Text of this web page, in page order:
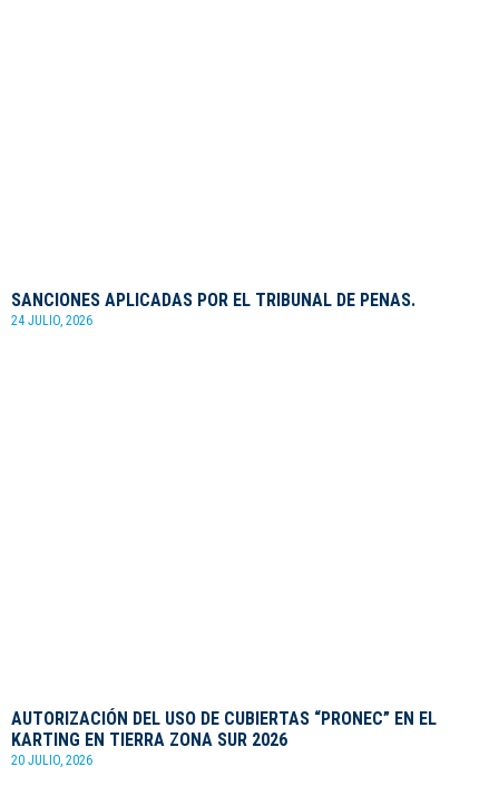
SANCIONES APLICADAS POR EL TRIBUNAL DE PENAS.
24 JULIO, 2026
AUTORIZACIÓN DEL USO DE CUBIERTAS “PRONEC” EN EL
KARTING EN TIERRA ZONA SUR 2026
20 JULIO, 2026